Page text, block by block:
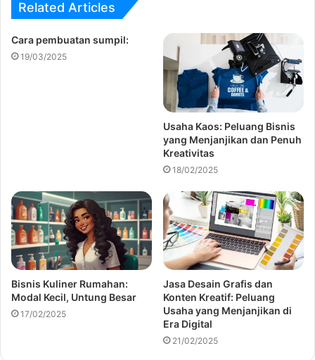
Related Articles
Cara pembuatan sumpil:
19/03/2025
Usaha Kaos: Peluang Bisnis
yang Menjanjikan dan Penuh
Kreativitas
18/02/2025
Bisnis Kuliner Rumahan:
Modal Kecil, Untung Besar
17/02/2025
Jasa Desain Grafis dan
Konten Kreatif: Peluang
Usaha yang Menjanjikan di
Era Digital
21/02/2025